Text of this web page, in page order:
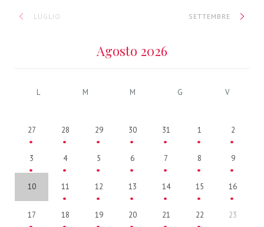
LUGLIO
Agosto 2026
SETTEMBRE
L M M G V
27 28 29 30 31 1 2
3 4 5 6 7 8 9
10 11 12 13 14 15 16
17 18 19 20 21 22 23